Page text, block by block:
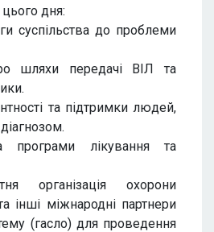
дня:
суспільства до проблеми
шляхи передачі ВІЛ та
та підтримки людей,
програми лікування та
організація охорони
інші міжнародні партнери
(гасло) для проведення